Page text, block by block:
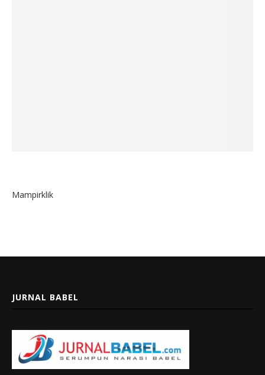
Mampirklik
JURNAL BABEL